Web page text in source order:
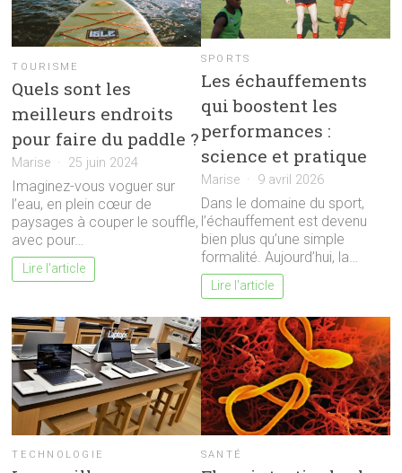
TOURISME
Quels sont les
meilleurs endroits
pour faire du paddle ?
Marise 25 juin 2024
Imaginez-vous voguer sur
l’eau, en plein cœur de
paysages à couper le souffle,
avec pour…
Lire l'article
SPORTS
Les échauffements
qui boostent les
performances :
science et pratique
Marise 9 avril 2026
Dans le domaine du sport,
l’échauffement est devenu
bien plus qu’une simple
formalité. Aujourd’hui, la…
Lire l'article
TECHNOLOGIE SANTÉ